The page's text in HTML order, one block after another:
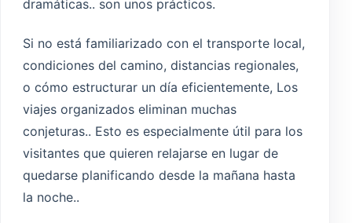
dramáticas.. son unos prácticos.
Si no está familiarizado con el transporte local,
condiciones del camino, distancias regionales,
o cómo estructurar un día eficientemente, Los
viajes organizados eliminan muchas
conjeturas.. Esto es especialmente útil para los
visitantes que quieren relajarse en lugar de
quedarse planificando desde la mañana hasta
la noche..